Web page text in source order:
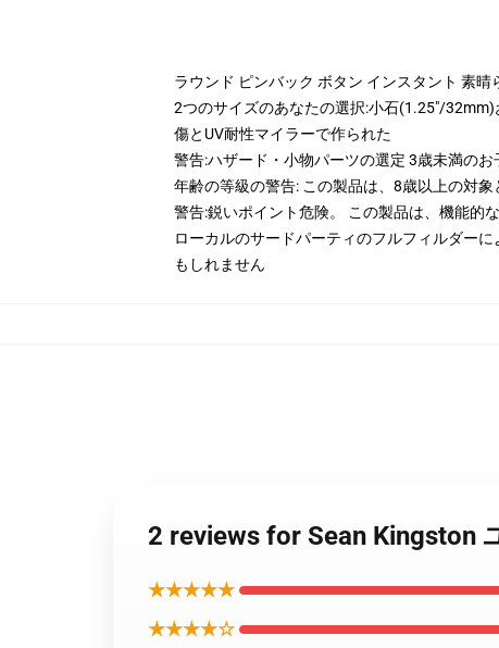
ラウンド ピンバック ボタン インスタント 素晴
2つのサイズのあなたの選択:小石(1.25"/
傷とUV耐性マイラーで作られた
警告:ハザード・小物パーツの選定 3歳未満のお
年齢の等級の警告: この製品は、8歳以上の対象
警告:鋭いポイント危険。 この製品は、機能的
ローカルのサードパーティのフルフィルダー
もしれません
2 reviews for Sean Kingston
★★★★★
★★★★☆